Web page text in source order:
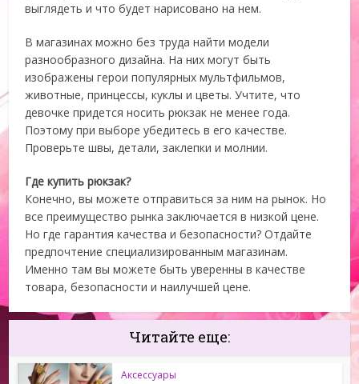
выглядеть и что будет нарисовано на нем.
В магазинах можно без труда найти модели
разнообразного дизайна. На них могут быть
изображены герои популярных мультфильмов,
животные, принцессы, куклы и цветы. Учтите, что
девочке придется носить рюкзак не менее года.
Поэтому при выборе убедитесь в его качестве.
Проверьте швы, детали, заклепки и молнии.
Где купить рюкзак?
Конечно, вы можете отправиться за ним на рынок. Но
все преимущество рынка заключается в низкой цене.
Но где гарантия качества и безопасности? Отдайте
предпочтение специализированным магазинам.
Именно там вы можете быть уверенны в качестве
товара, безопасности и наилучшей цене.
Читайте еще:
Аксессуары